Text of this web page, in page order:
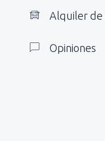
Alquiler de
Opiniones